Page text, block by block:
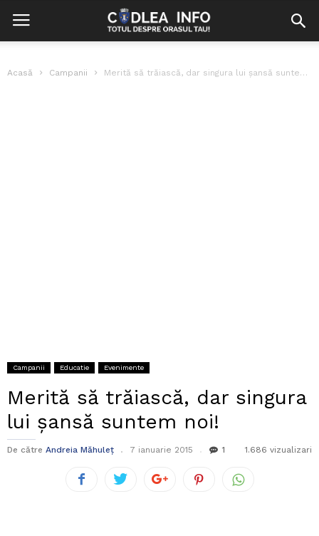
Acasă Campanii Merită să trăiască, dar singura lui şansă suntem noi!
Campanii Educatie Evenimente
Merită să trăiască, dar singura
lui şansă suntem noi!
De către Andreia Măhuleț 7 ianuarie 2015 1 1.686 vizualizari